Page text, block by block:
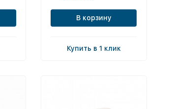
В корзину
Купить в 1 клик